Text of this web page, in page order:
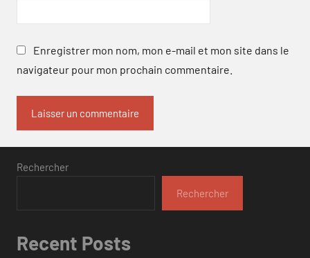
Enregistrer mon nom, mon e-mail et mon site dans le
navigateur pour mon prochain commentaire.
Rechercher
Rechercher
Recent Posts